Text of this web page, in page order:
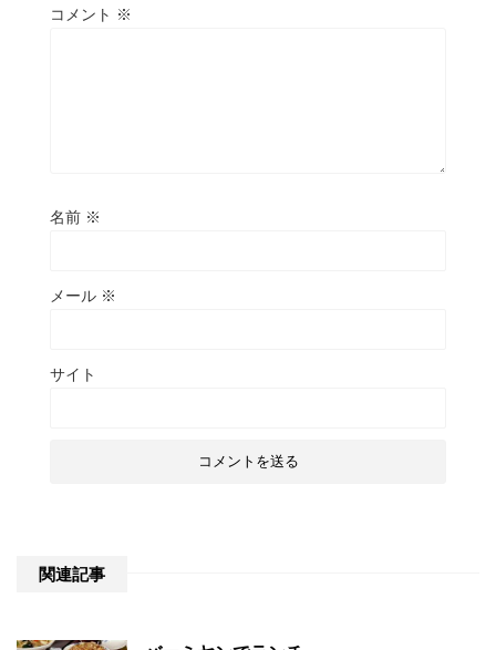
コメント ※
名前 ※
メール ※
サイト
関連記事